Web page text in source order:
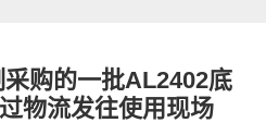
购的一批AL2402底
物流发往使用现场